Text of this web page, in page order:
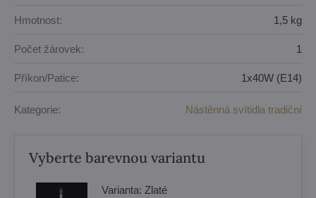
Hmotnost: 1,5 kg
Počet žárovek: 1
Příkon/Patice: 1x40W (E14)
Kategorie: Nástěnná svítidla tradiční
Vyberte barevnou variantu
Varianta: Zlaté